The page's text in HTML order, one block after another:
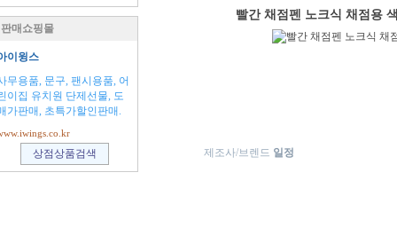
판매쇼핑몰
이윙스
무용품, 문구, 팬시용품, 어
이집 유치원 단제선물, 도
가판매, 초특가할인판매.
빨간 채점펜 노크식 채점용
제조사/브렌드 일정